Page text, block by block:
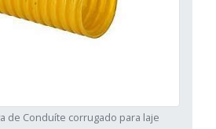
de Conduíte corrugado para laje